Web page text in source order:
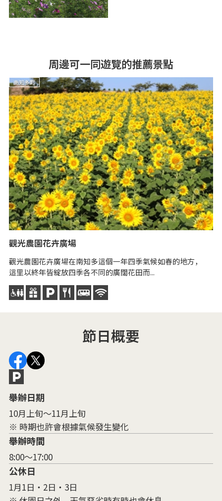
周邊可一同遊覽的推薦景點
南知多町
觀光農園花卉廣場
觀光農園花卉廣場在南知多這個一年四季氣候如春的地方，
這里以終年皆綻放四季各不同的廣闊花田而...
節日概要
舉辦日期
10月上旬～11月上旬
※ 時期也許會根據氣候發生變化
舉辦時間
8:00～17:00
公休日
1月1日・2日・3日